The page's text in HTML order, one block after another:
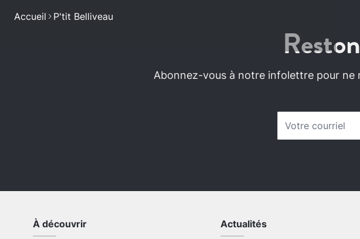
Accueil P'tit Belliveau
Abonnez-vous à notre infolettre pour ne
À découvrir Actualités